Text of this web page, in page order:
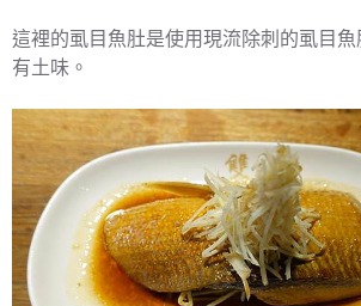
這裡的虱目魚肚是使用現流除刺的虱目魚
有土味。